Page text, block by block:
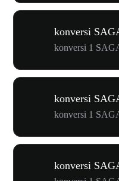
konversi
konversi
konversi 1
konversi